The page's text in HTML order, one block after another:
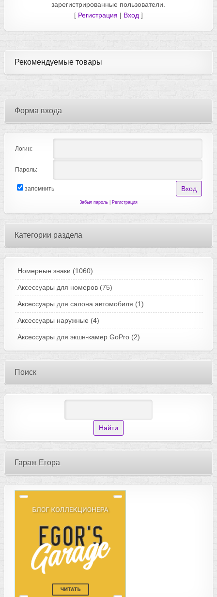
зарегистрированные пользователи.
[ Регистрация | Вход ]
Рекомендуемые товары
Форма входа
Логин:
Пароль:
запомнить
Забыл пароль| Регистрация
Категории раздела
Номерные знаки (1060)
Аксессуары для номеров (75)
Аксессуары для салона автомобиля (1)
Аксессуары наружные (4)
Аксессуары для экшн-камер GoPro (2)
Поиск
Гараж Егора